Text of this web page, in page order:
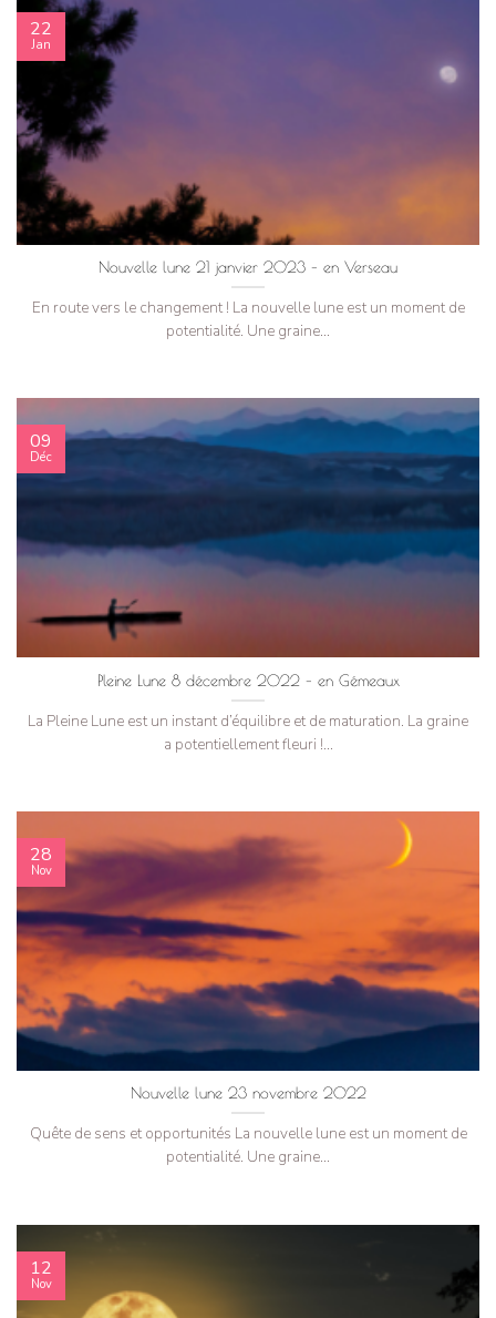
Nouvelle lune 21 janvier 2023 – en Verseau
En route vers le changement ! La nouvelle lune est un moment de
potentialité. Une graine...
22
Jan
Pleine Lune 8 décembre 2022 – en Gémeaux
La Pleine Lune est un instant d’équilibre et de maturation. La graine
a potentiellement fleuri !...
09
Déc
Nouvelle lune 23 novembre 2022
Quête de sens et opportunités La nouvelle lune est un moment de
potentialité. Une graine...
28
Nov
12
Nov